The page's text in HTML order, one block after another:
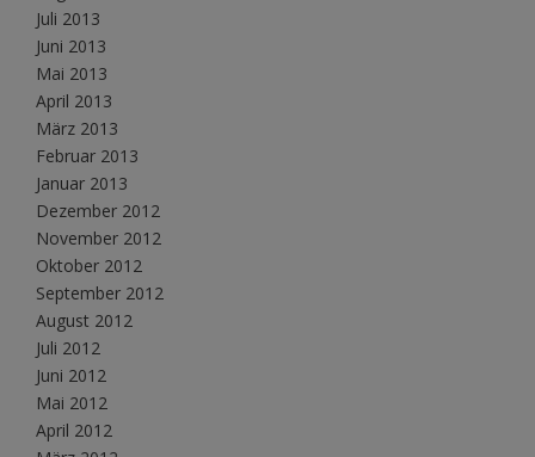
Juli 2013
Juni 2013
Mai 2013
April 2013
März 2013
Februar 2013
Januar 2013
Dezember 2012
November 2012
Oktober 2012
September 2012
August 2012
Juli 2012
Juni 2012
Mai 2012
April 2012